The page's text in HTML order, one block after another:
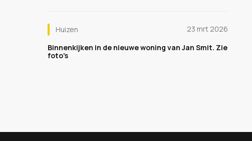
Huizen
23 mrt 2026
Binnenkijken in de nieuwe woning van Jan Smit. Zie
foto's